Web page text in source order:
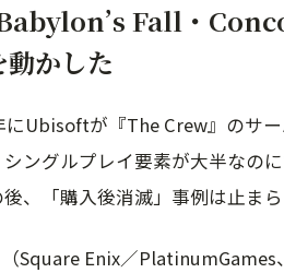
Fall・
かした
にUbisoftが『The Crew』のサ
ングルプレイ要素が大半なの
、「購入後消滅」事例は止まら
（Square Enix／